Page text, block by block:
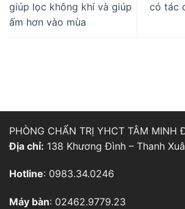
giúp lọc không khí và giúp
ấm hơn vào mùa
có tác
PHÒNG CHẨN TRỊ YHCT TÂM MINH
Địa chỉ: 138 Khương Đình – Thanh
Hotline: 0983.34.0246
Máy bàn: 02462.9779.23